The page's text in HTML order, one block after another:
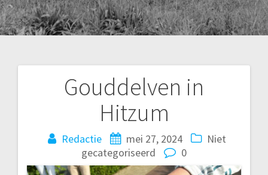
Gouddelven in
Hitzum
Redactie mei 27, 2024
Niet
gecategoriseerd
0
Bericht
navigatie